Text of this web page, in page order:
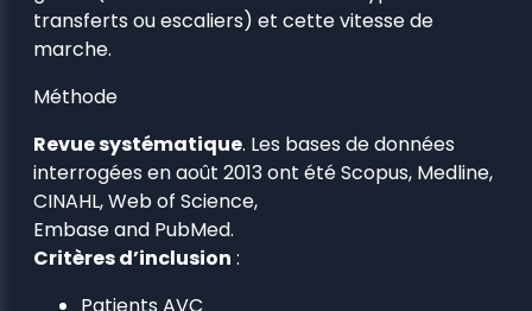
transferts ou escaliers) et cette vitesse de
marche.
Méthode
Revue systématique. Les bases de données
interrogées en août 2013 ont été Scopus, Medline,
CINAHL, Web of Science,
Embase and PubMed.
Critères d’inclusion :